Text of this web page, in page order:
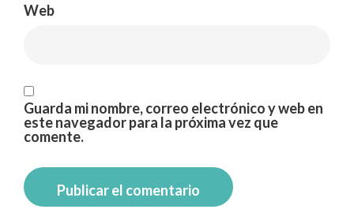
Web
Guarda mi nombre, correo electrónico y web en
este navegador para la próxima vez que
comente.